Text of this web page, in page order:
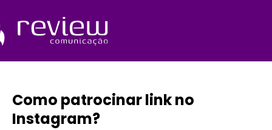
o
conteúdo
Como patrocinar link no
Instagram?